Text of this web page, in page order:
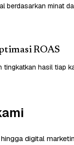
berdasarkan minat
ROAS
tingkatkan hasil tiap
digital